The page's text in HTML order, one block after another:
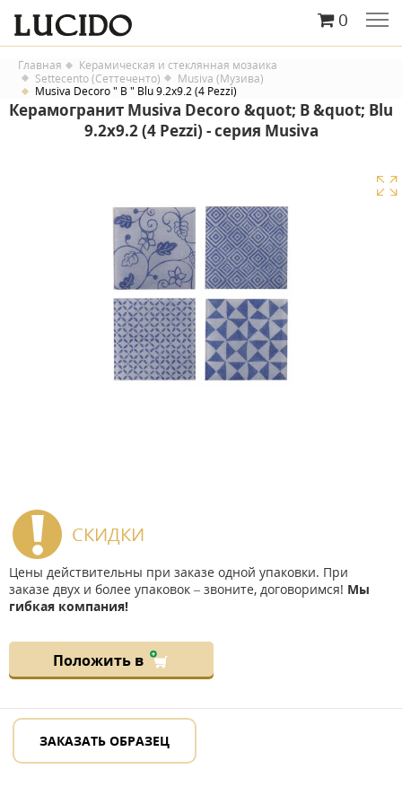
0
Главная
Керамическая и стеклянная мозаика
Settecento (Сеттеченто)
Musiva (Музива)
Musiva Decoro " B " Blu 9.2x9.2 (4 Pezzi)
Керамогранит Musiva Decoro &quot; B &quot; Blu
9.2x9.2 (4 Pezzi) - серия Musiva
СКИДКИ
Цены действительны при заказе одной упаковки. При
заказе двух и более упаковок – звоните, договоримся! Мы
гибкая компания!
Положить в
ЗАКАЗАТЬ ОБРАЗЕЦ